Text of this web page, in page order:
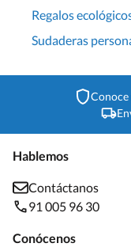
Regalos
Sudaderas
Conoce
Hablemos
Contáctanos
91 005 96 30
Conócenos